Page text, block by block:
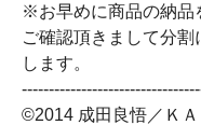
※お早めに商品の納品
ご確認頂きまして分
します。
©2014 成田良悟／Ｋ